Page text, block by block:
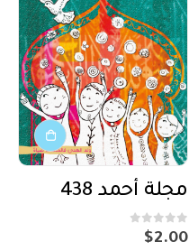
مجلة أحمد 438
0
out of 5
$2.00